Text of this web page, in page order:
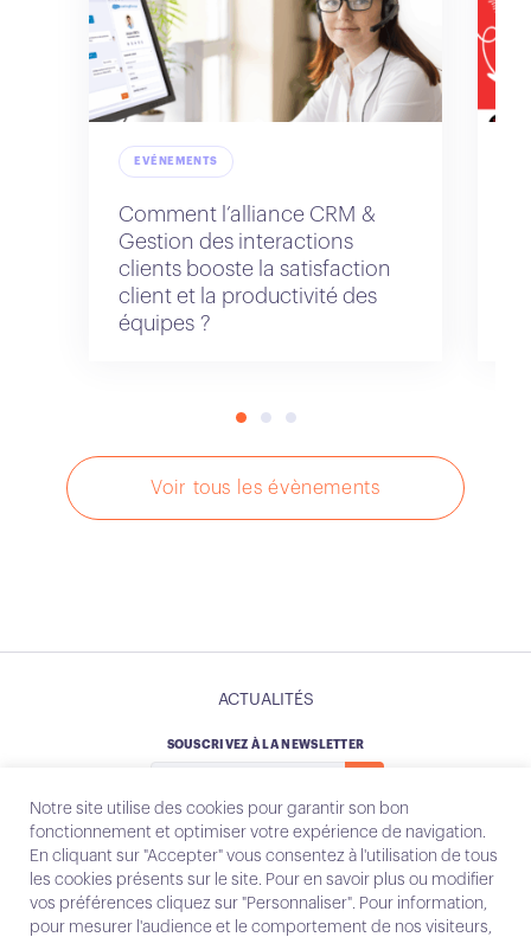
EVÉNEMENTS
Comment l’alliance CRM &
Gestion des interactions
clients booste la satisfaction
client et la productivité des
équipes ?
Voir tous les évènements
ACTUALITÉS
SOUSCRIVEZ À LA NEWSLETTER
Instagram
Email
Notre site utilise des cookies pour garantir son bon
fonctionnement et optimiser votre expérience de navigation.
En cliquant sur "Accepter" vous consentez à l'utilisation de tous
les cookies présents sur le site. Pour en savoir plus ou modifier
vos préférences cliquez sur "Personnaliser". Pour information,
pour mesurer l'audience et le comportement de nos visiteurs,